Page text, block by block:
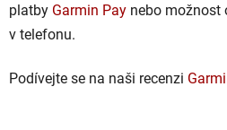
platby Garmin Pay nebo možnost
v telefonu.
Podívejte se na naši recenzi